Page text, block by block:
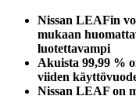
Nissan LEAFin
mukaan
luotettavampi
Akuista 99,99 %
viiden
Nissan LEAF on